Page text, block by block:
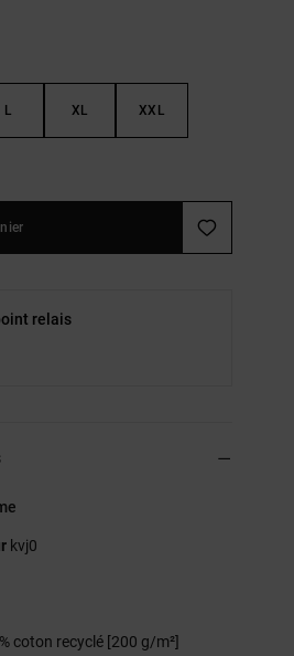
L XL XXL
relais
kvj0
coton recyclé [200 g/m²]